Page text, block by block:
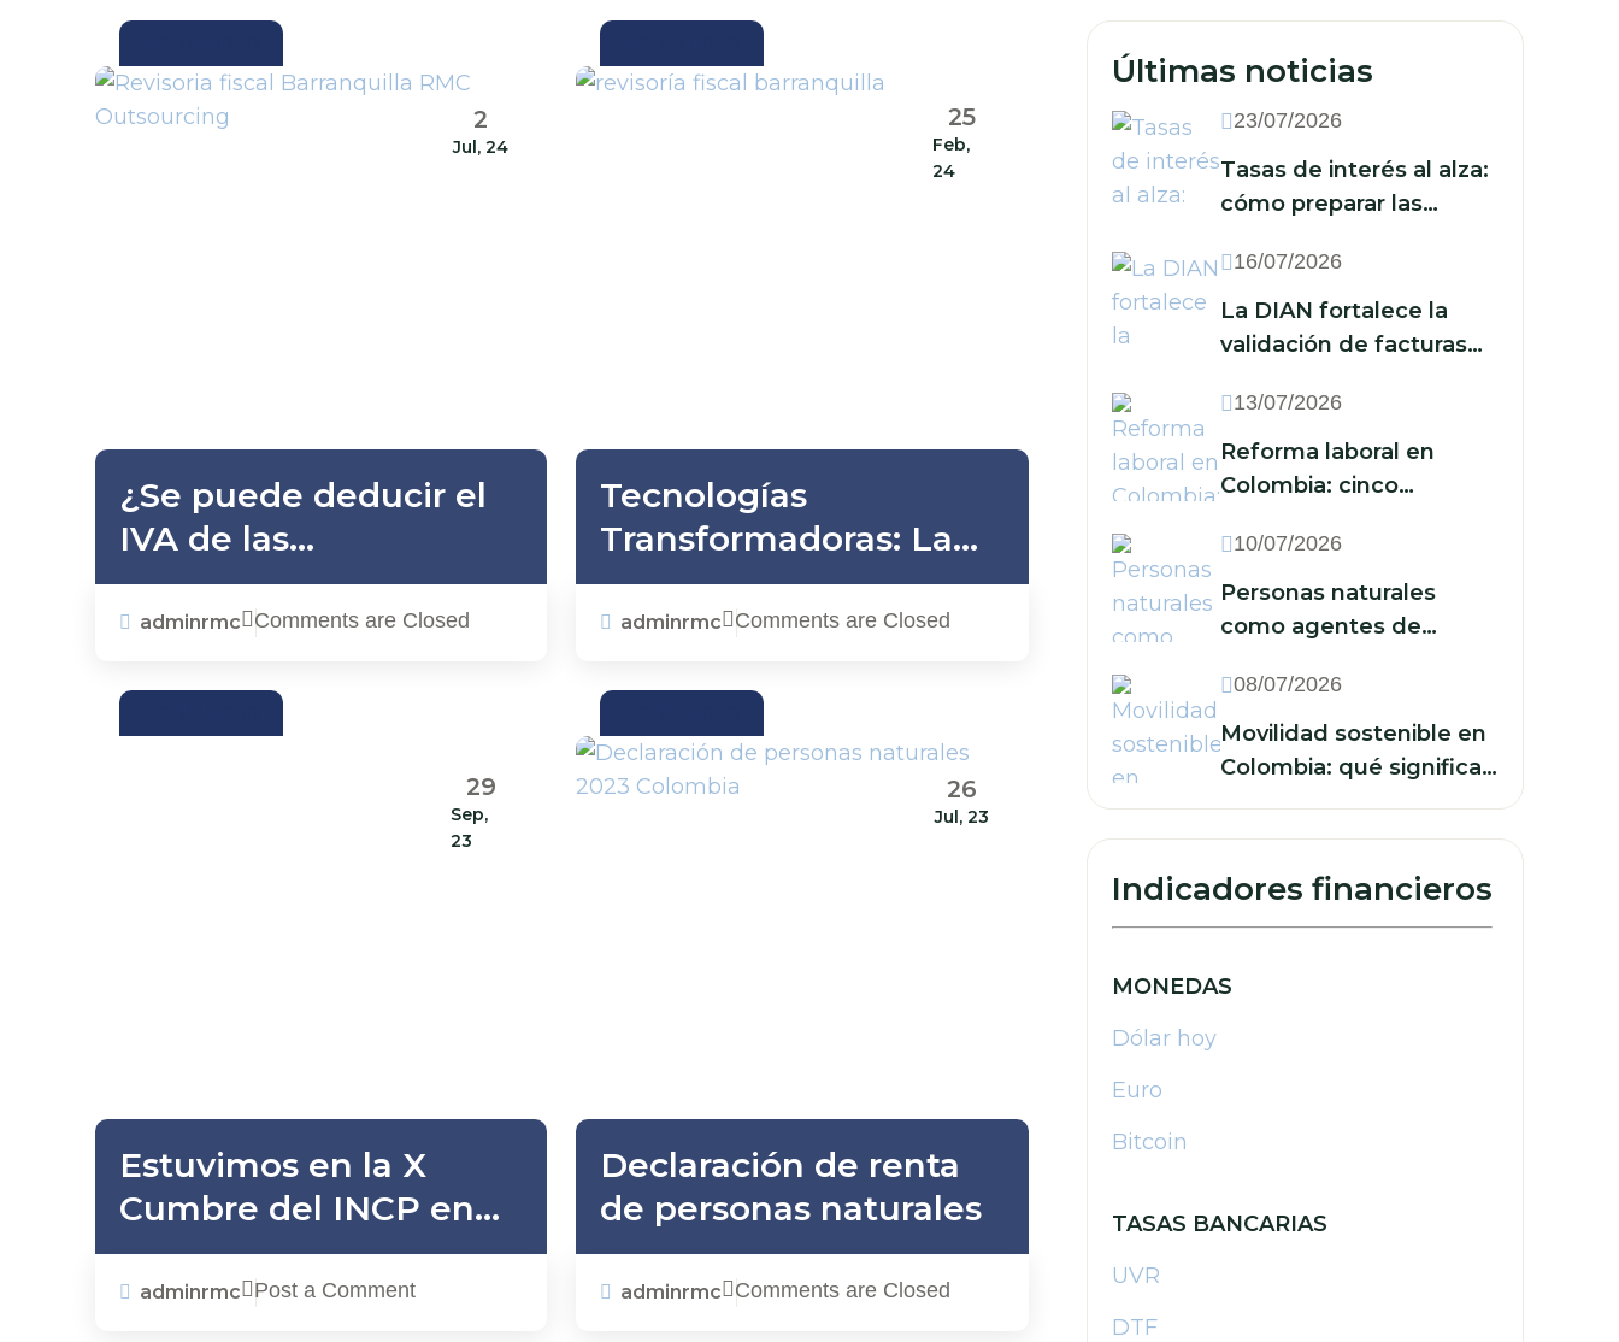
2
Jul, 24
¿Se puede deducir el
IVA de las
adquisiciones
soportadas con factura
adminrmc Comments are Closed
25
Feb,
24
Tecnologías
Transformadoras: La
Revolución en la
Contabilidad
adminrmc Comments are Closed
29
Sep,
23
Estuvimos en la X
Cumbre del INCP en
Cartagena
adminrmc Post a Comment
26
Jul, 23
Declaración de renta
de personas naturales
adminrmc Comments are Closed
Últimas noticias
23/07/2026
Tasas de interés al alza:
cómo preparar las
ante un nuevo escenario
económico
16/07/2026
La DIAN fortalece la
validación de facturas
implica para las
empresas?
13/07/2026
Reforma laboral en
Colombia: cinco
empresas deben
implementar frente a la
reducción de la jornada
10/07/2026
Personas naturales
como agentes de
obligadas y qué deben
hacer
08/07/2026
Movilidad sostenible en
Colombia: qué significan
finanzas de su empresa
Indicadores financieros
MONEDAS
Dólar hoy
Euro
Bitcoin
TASAS BANCARIAS
UVR
DTF